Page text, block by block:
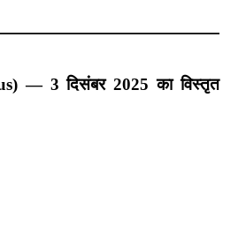
— 3 दिसंबर 2025 का विस्तृत